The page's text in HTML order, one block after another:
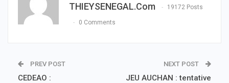
THIEYSENEGAL.com
19172 Posts
0 Comments
PREV POST
CEDEAO :
NEXT POST
JEU AUCHAN : tentative